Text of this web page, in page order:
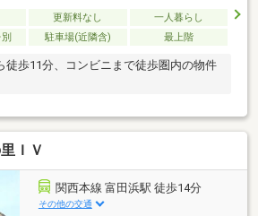
更新料なし
一人暮らし
駐車場(近隣含) 最上階
徒歩11分、コンビニまで徒歩圏内の物件
ＩＶ
関西本線 富田浜駅 徒歩14分
その他の交通